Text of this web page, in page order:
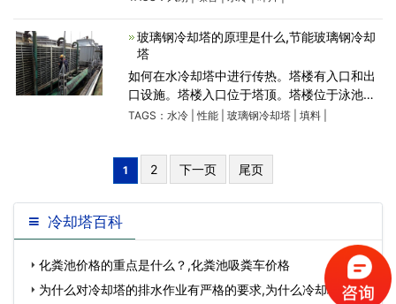
水冷却塔风扇噪音大可
玻璃钢冷却塔的原理是什么,节能玻璃钢冷却
塔
如何在水冷却塔中进行传热。塔楼有入口和出
口设施。塔楼入口位于塔顶。塔楼位于泳池区
的出口侧。从入口进入塔的热水通过刻度喷泉
TAGS： 水冷|性能| 玻璃钢冷却塔| 填料|
1 2 下一页 尾页
冷却塔百科
化粪池价格的重点是什么？,化粪池吸粪车价格
为什么对冷却塔的排水作业有严格的要求,为什么冷却塔的塔